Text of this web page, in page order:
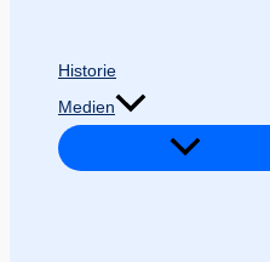
Historie
Medien